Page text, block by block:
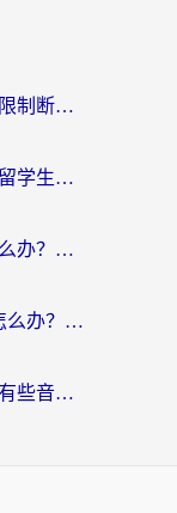
在国外怎么用网易云？别让地域限制断了你的中文歌单——附听书社交定位解决方案
酷狗海外限制解决办法有哪些？留学生亲测有效的回国加速指南
在菲律宾用邮储银行地区限制怎么办？海外华人必看的回国加速解决方案
在比利时用掌上12333地区限制怎么办？海外华人亲测有效的回国加速方案
海外党日常痛点解决指南：汽水有些音乐在国外无法播放怎么办？